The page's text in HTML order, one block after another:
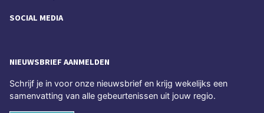
SOCIAL MEDIA
NIEUWSBRIEF AANMELDEN
Schrijf je in voor onze nieuwsbrief en krijg wekelijks een
samenvatting van alle gebeurtenissen uit jouw regio.